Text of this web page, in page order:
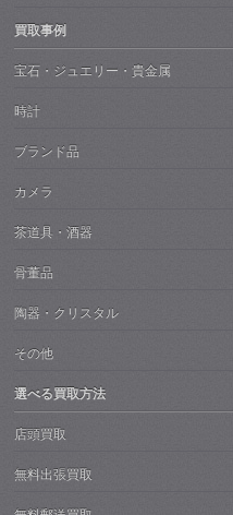
買取事例
宝石・ジュエリー・貴金属
時計
ブランド品
カメラ
茶道具・酒器
骨董品
陶器・クリスタル
その他
選べる買取方法
店頭買取
無料出張買取